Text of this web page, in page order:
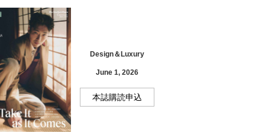
Design＆Luxury
June 1, 2026
本誌購読申込